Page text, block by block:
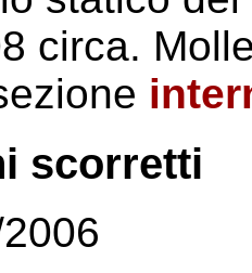
circa.
scorretti